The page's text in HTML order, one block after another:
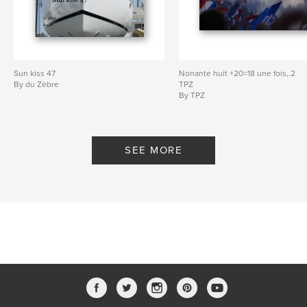
Sun kiss 47
By du Zèbre
Nonante huit +20=18 une fois,.2
TPZ
By TPZ
SEE MORE